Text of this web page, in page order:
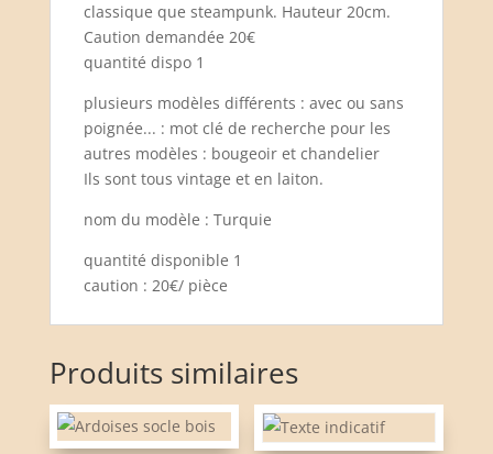
classique que steampunk. Hauteur 20cm.
Caution demandée 20€
quantité dispo 1
plusieurs modèles différents : avec ou sans
poignée... : mot clé de recherche pour les
autres modèles : bougeoir et chandelier
Ils sont tous vintage et en laiton.
nom du modèle : Turquie
quantité disponible 1
caution : 20€/ pièce
Produits similaires